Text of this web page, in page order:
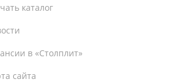
каталог
в «Столплит»
сайта